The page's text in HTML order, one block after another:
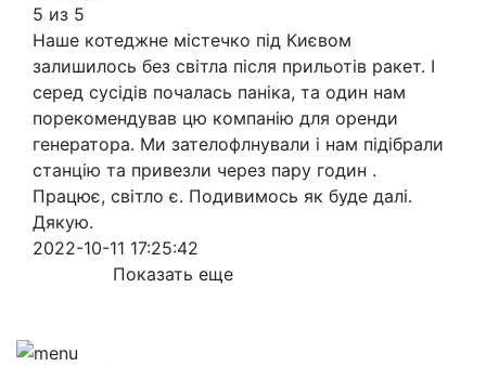
5 из 5
Наше котеджне містечко під Києвом
залишилось без світла після прильотів ракет. І
серед сусідів почалась паніка, та один нам
порекомендував цю компанію для оренди
генератора. Ми зателофлнували і нам підібрали
станцію та привезли через пару годин .
Працює, світло є. Подивимось як буде далі.
Дякую.
2022-10-11 17:25:42
Показать еще